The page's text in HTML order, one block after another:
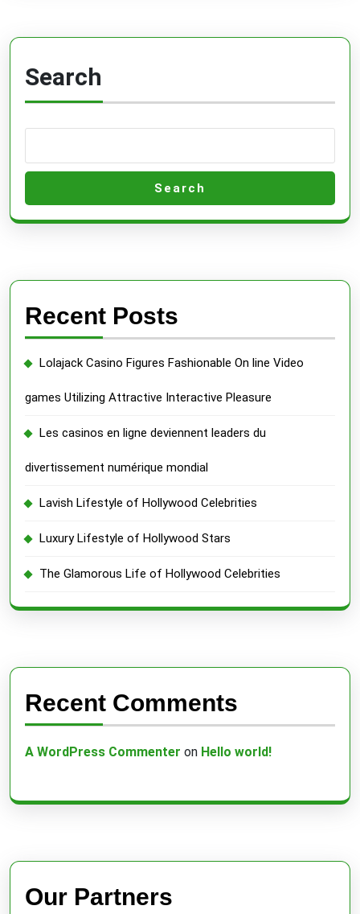
Search
Search
Recent Posts
Lolajack Casino Figures Fashionable On line Video
games Utilizing Attractive Interactive Pleasure
Les casinos en ligne deviennent leaders du
divertissement numérique mondial
Lavish Lifestyle of Hollywood Celebrities
Luxury Lifestyle of Hollywood Stars
The Glamorous Life of Hollywood Celebrities
Recent Comments
A WordPress Commenter on Hello world!
Our Partners